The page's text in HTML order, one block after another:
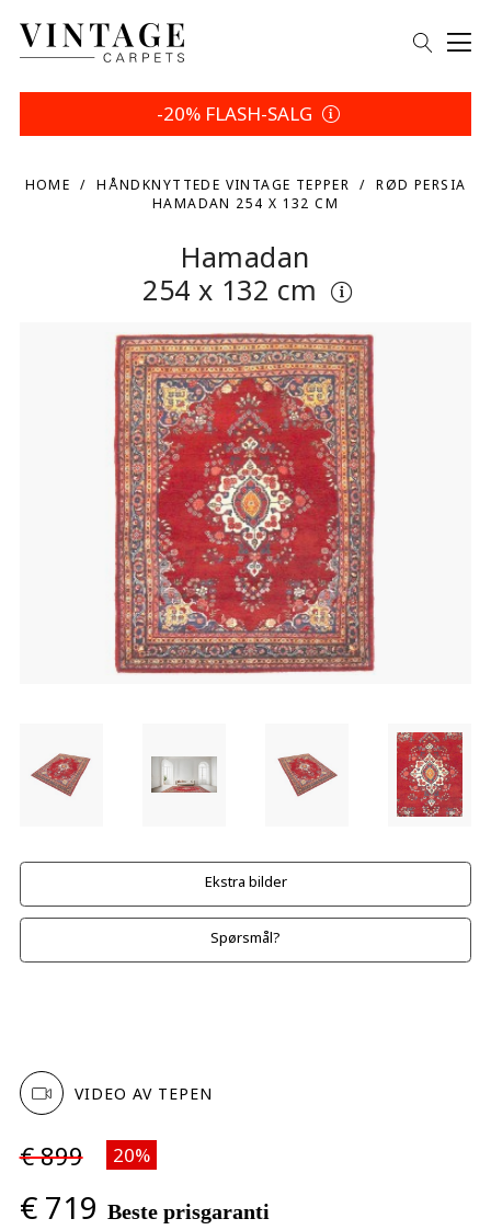
-20% FLASH-SALG
HOME HÅNDKNYTTEDE VINTAGE TEPPER
RØD PERSIA
HAMADAN 254 X 132 CM
Hamadan
254 x 132 cm
Ekstra bilder
Spørsmål?
VIDEO AV TEPEN
€ 899 20%
€ 719 Beste prisgaranti